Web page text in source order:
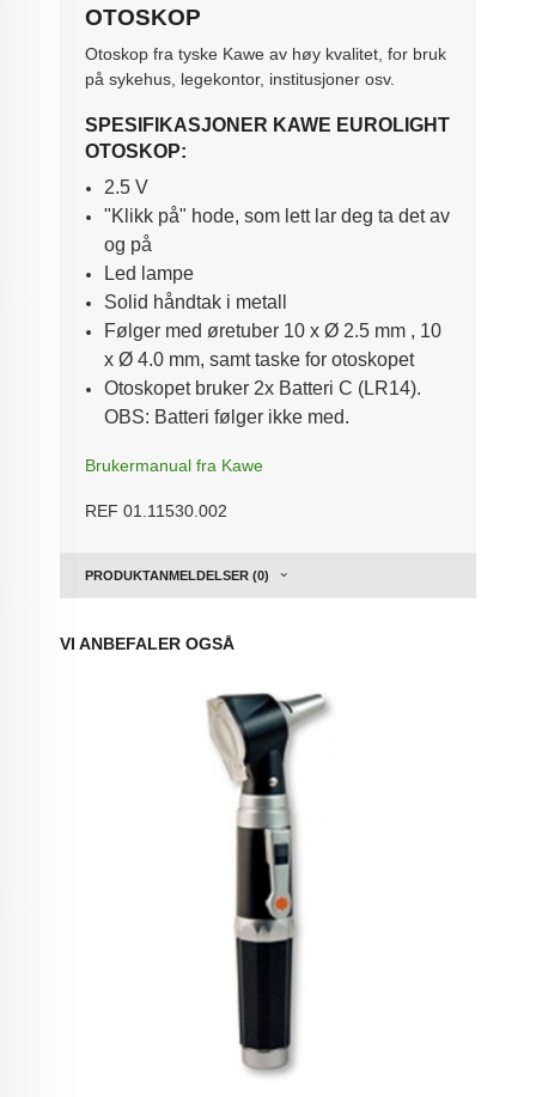
OTOSKOP
Otoskop fra tyske Kawe av høy kvalitet, for bruk
på sykehus, legekontor, institusjoner osv.
SPESIFIKASJONER KAWE EUROLIGHT
OTOSKOP:
2.5 V
"Klikk på" hode, som lett lar deg ta det av
og på
Led lampe
Solid håndtak i metall
Følger med øretuber 10 x Ø 2.5 mm , 10
x Ø 4.0 mm, samt taske for otoskopet
Otoskopet bruker 2x Batteri C (LR14).
OBS: Batteri følger ikke med.
Brukermanual fra Kawe
REF 01.11530.002
PRODUKTANMELDELSER (0)
VI ANBEFALER OGSÅ